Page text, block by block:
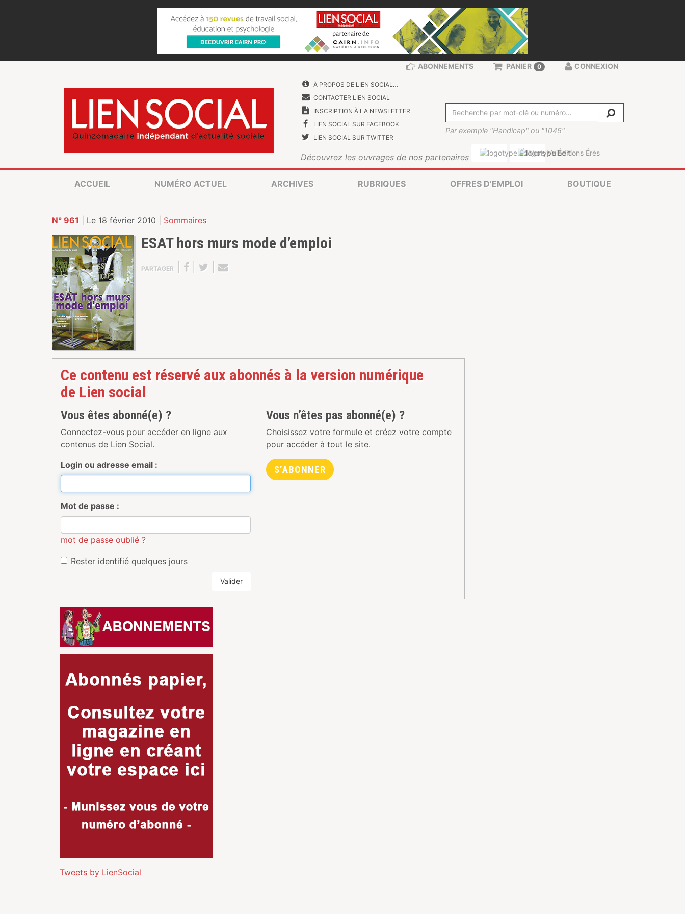
À PROPOS DE LIEN SOCIAL…
CONTACTER LIEN SOCIAL
INSCRIPTION À LA NEWSLETTER
LIEN SOCIAL SUR FACEBOOK
LIEN SOCIAL SUR TWITTER
Par exemple "Handicap" ou "1045"
Découvrez les ouvrages de nos partenaires
ABONNEMENTS PANIER 0 CONNEXION
ACCUEIL NUMÉRO ACTUEL ARCHIVES RUBRIQUES OFFRES D’EMPLOI BOUTIQUE
N° 961 | Le 18 février 2010 | Sommaires
ESAT hors murs mode d’emploi
PARTAGER
Ce contenu est réservé aux abonnés à la version numérique
de Lien social
Vous êtes abonné(e) ?
Connectez-vous pour accéder en ligne aux
contenus de Lien Social.
Login ou adresse email :
Mot de passe :
mot de passe oublié ?
Rester identifié quelques jours
Valider
Vous n’êtes pas abonné(e) ?
Choisissez votre formule et créez votre compte
pour accéder à tout le site.
S’ABONNER
Tweets by LienSocial